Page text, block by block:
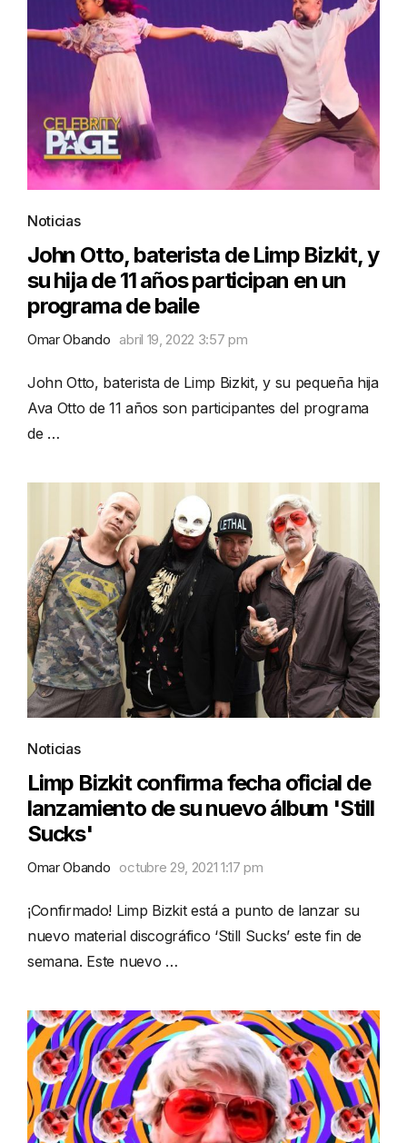
Noticias
John Otto, baterista de Limp Bizkit, y
su hija de 11 años participan en un
programa de baile
Omar Obando abril 19, 2022 3:57 pm
John Otto, baterista de Limp Bizkit, y su pequeña hija
Ava Otto de 11 años son participantes del programa
de …
Noticias
Limp Bizkit confirma fecha oficial de
lanzamiento de su nuevo álbum 'Still
Sucks'
Omar Obando octubre 29, 2021 1:17 pm
¡Confirmado! Limp Bizkit está a punto de lanzar su
nuevo material discográfico ‘Still Sucks’ este fin de
semana. Este nuevo …